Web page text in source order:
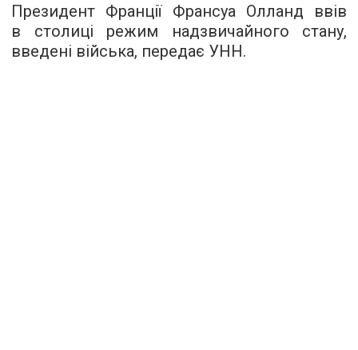
Президент Франції Франсуа Олланд ввів
в столиці режим надзвичайного стану,
введені війська, передає УНН.